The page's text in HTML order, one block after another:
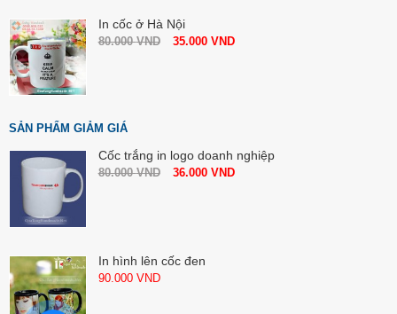
In cốc ở Hà Nội
80.000VND 35.000 VND
SẢN PHẨM GIẢM GIÁ
Cốc trắng in logo doanh nghiệp
80.000VND 36.000 VND
In hình lên cốc đen
90.000 VND